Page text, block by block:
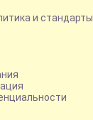
и стандарты